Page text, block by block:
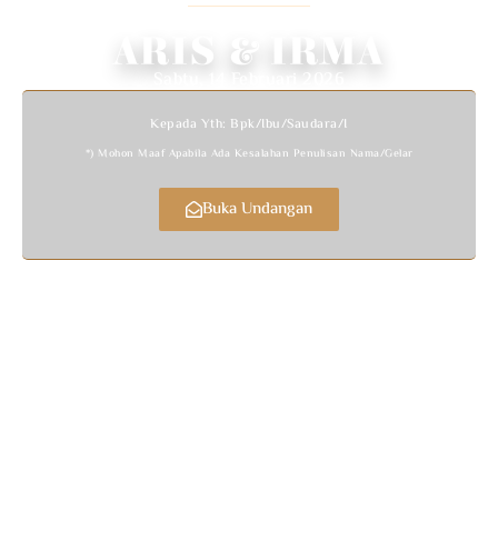
ARIS & IRMA
Sabtu, 14 Februari 2026
Kepada Yth: Bpk/Ibu/Saudara/i
*) Mohon Maaf Apabila Ada Kesalahan Penulisan Nama/gelar
Buka Undangan